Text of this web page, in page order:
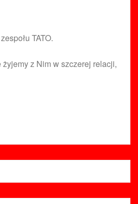
TATO.
z Nim w szczerej relacji,